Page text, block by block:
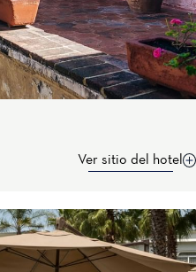
Ver sitio del hotel